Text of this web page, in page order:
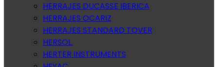
HERRAJES DUCASSE IBERICA
HERRAJES OCARIZ
HERRAJES STANDARD TOVER
HERSOL.
HERTER INSTRUMENTS